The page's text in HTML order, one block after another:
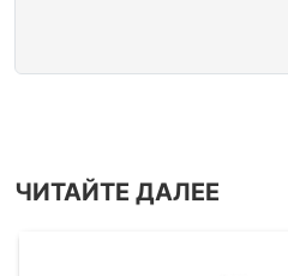
ЧИТАЙТЕ ДАЛЕЕ